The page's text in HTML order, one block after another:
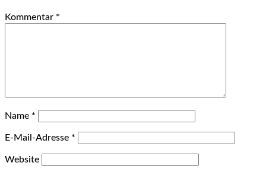
Kommentar *
Name *
E-Mail-Adresse *
Website